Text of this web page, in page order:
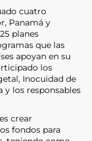
cuatro
Panamá y
planes
que las
apoyan en su
los
Inocuidad de
y los responsables
crear
fondos para